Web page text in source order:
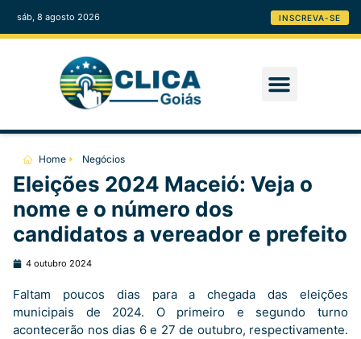
sáb, 8 agosto 2026 INSCREVA-SE
Home Negócios
Eleições 2024 Maceió: Veja o
nome e o número dos
candidatos a vereador e prefeito
4 outubro 2024
Faltam poucos dias para a chegada das eleições
municipais de 2024. O primeiro e segundo turno
acontecerão nos dias 6 e 27 de outubro, respectivamente.